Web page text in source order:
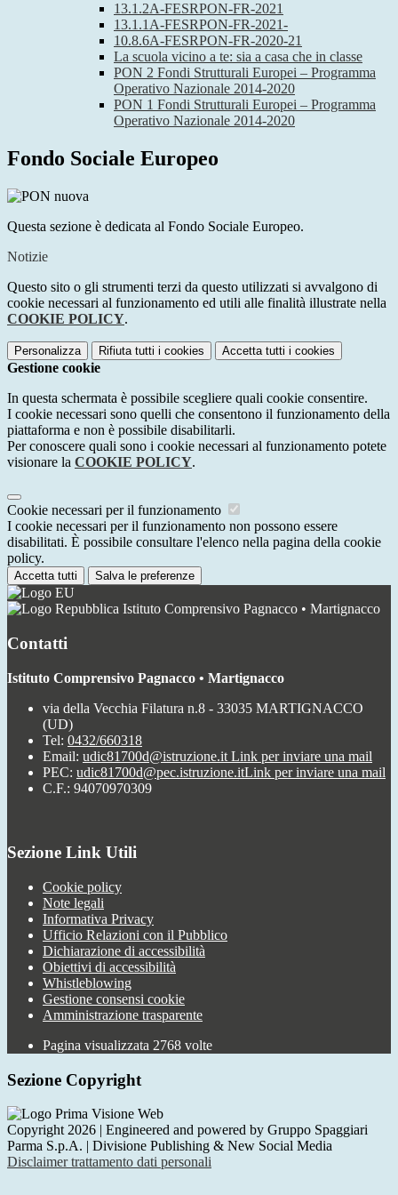
13.1.2A-FESRPON-FR-2021
13.1.1A-FESRPON-FR-2021-
10.8.6A-FESRPON-FR-2020-21
La scuola vicino a te: sia a casa che in classe
PON 2 Fondi Strutturali Europei – Programma
Operativo Nazionale 2014-2020
PON 1 Fondi Strutturali Europei – Programma
Operativo Nazionale 2014-2020
Fondo Sociale Europeo
Questa sezione è dedicata al Fondo Sociale Europeo.
Notizie
Questo sito o gli strumenti terzi da questo utilizzati si avvalgono di
cookie necessari al funzionamento ed utili alle finalità illustrate nella
COOKIE POLICY.
Personalizza Rifiuta tutti i cookies Accetta tutti i cookies
Gestione cookie
In questa schermata è possibile scegliere quali cookie consentire.
I cookie necessari sono quelli che consentono il funzionamento della
piattaforma e non è possibile disabilitarli.
Per conoscere quali sono i cookie necessari al funzionamento potete
visionare la COOKIE POLICY.
Cookie necessari per il funzionamento
I cookie necessari per il funzionamento non possono essere
disabilitati. È possibile consultare l'elenco nella pagina della cookie
policy.
Accetta tutti Salva le preferenze
Istituto Comprensivo Pagnacco • Martignacco
Contatti
Istituto Comprensivo Pagnacco • Martignacco
via della Vecchia Filatura n.8 - 33035 MARTIGNACCO
(UD)
Tel: 0432/660318
Email: udic81700d@istruzione.it Link per inviare una mail
PEC: udic81700d@pec.istruzione.itLink per inviare una mail
C.F.: 94070970309
Sezione Link Utili
Cookie policy
Note legali
Informativa Privacy
Ufficio Relazioni con il Pubblico
Dichiarazione di accessibilità
Obiettivi di accessibilità
Whistleblowing
Gestione consensi cookie
Amministrazione trasparente
Pagina visualizzata 2768 volte
Sezione Copyright
Copyright 2026 | Engineered and powered by Gruppo Spaggiari
Parma S.p.A. | Divisione Publishing & New Social Media
Disclaimer trattamento dati personali